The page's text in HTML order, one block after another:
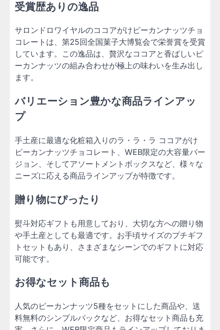
受賞歴ありの逸品
サロンドロワイヤルのココアがけピーカンナッツチョ
コレートは、第25回全国菓子大博覧会で栄誉賞を受賞
しています。この逸品は、贅沢なココアと香ばしいピ
ーカンナッツの組み合わせが極上の味わいを生み出し
ます。
バリエーション豊かな商品ラインアッ
プ
手土産に最適な化粧箱入りのラ・ラ・ラ ココアがけ
ピーカンナッツチョコレート、WEB限定の大容量バー
ジョン、そしてアソートメントボックスなど、様々な
ニーズに応える商品ラインアップが特徴です。
贈り物にぴったり
熨斗対応ギフトも用意しており、大切な方への贈り物
や手土産としても最適です。お手頃サイズのプチギフ
トセットもあり、さまざまなシーンでのギフトに対応
可能です。
お得なセット商品も
人気のピーカンナッツ5種をセットにした商品や、送
料無料のシンプルパックなど、お得なセット商品も充